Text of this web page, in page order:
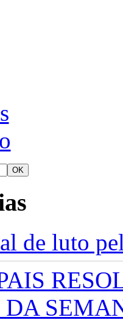
de luto
DA